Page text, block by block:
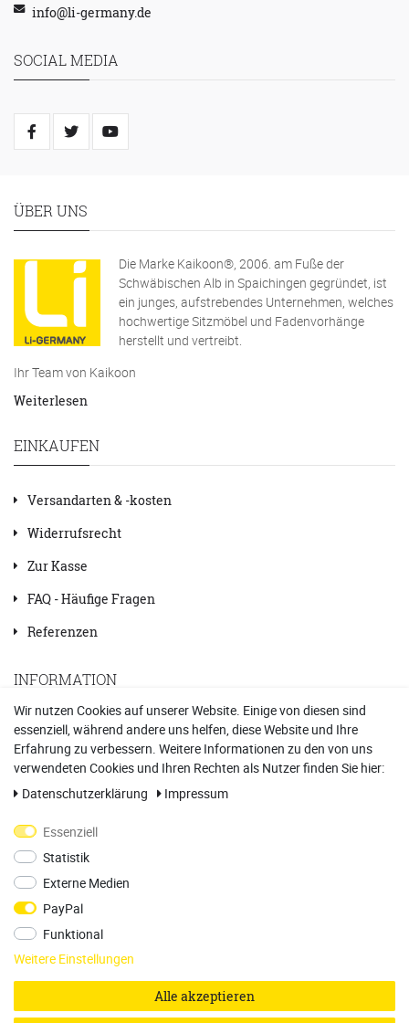
info@li-germany.de
SOCIAL MEDIA
ÜBER UNS
Die Marke Kaikoon®, 2006. am Fuße der
Schwäbischen Alb in Spaichingen gegründet, ist
ein junges, aufstrebendes Unternehmen, welches
hochwertige Sitzmöbel und Fadenvorhänge
herstellt und vertreibt.
Ihr Team von Kaikoon
Weiterlesen
EINKAUFEN
Versandarten & -kosten
Widerrufsrecht
Zur Kasse
FAQ - Häufige Fragen
Referenzen
INFORMATION
Kontakt
Datenschutzerklärung
Impressum
AGB
Vertrag widerrufen
PARTNER
Wir nutzen Cookies auf unserer Website. Einige von diesen sind
essenziell, während andere uns helfen, diese Website und Ihre
Erfahrung zu verbessern. Weitere Informationen zu den von uns
verwendeten Cookies und Ihren Rechten als Nutzer finden Sie hier:
Daten­schutz­erklärung
Impressum
Essenziell
Statistik
Externe Medien
PayPal
Funktional
Weitere Einstellungen
Alle akzeptieren